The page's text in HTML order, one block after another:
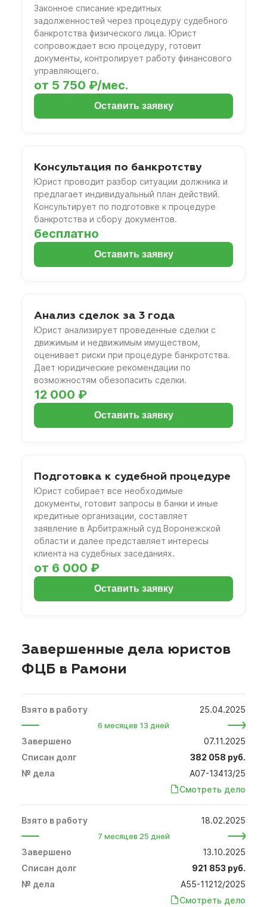
Законное списание кредитных
задолженностей через процедуру судебного
банкротства физического лица. Юрист
сопровождает всю процедуру, готовит
документы, контролирует работу финансового
управляющего.
от 5 750 ₽/мес.
Оставить заявку
Консультация по банкротству
Юрист проводит разбор ситуации должника и
предлагает индивидуальный план действий.
Консультирует по подготовке к процедуре
банкротства и сбору документов.
бесплатно
Оставить заявку
Анализ сделок за 3 года
Юрист анализирует проведенные сделки с
движимым и недвижимым имуществом,
оценивает риски при процедуре банкротства.
Дает юридические рекомендации по
возможностям обезопасить сделки.
12 000 ₽
Оставить заявку
Подготовка к судебной процедуре
Юрист собирает все необходимые
документы, готовит запросы в банки и иные
кредитные организации, составляет
заявление в Арбитражный суд Воронежской
области и далее представляет интересы
клиента на судебных заседаниях.
от 6 000 ₽
Оставить заявку
Завершенные дела юристов
ФЦБ в Рамони
25.04.2025
6 месяцев 13 дней
07.11.2025
382 058 руб.
А07-13413/25
Смотреть дело
18.02.2025
7 месяцев 25 дней
13.10.2025
921 853 руб.
А55-11212/2025
Смотреть дело